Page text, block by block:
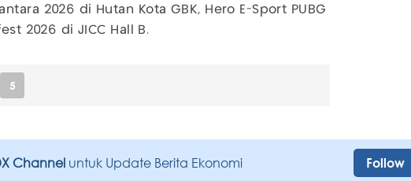
2026 di Hutan Kota GBK, Hero E-Sport PUBG
2026 di JICC Hall B.
5
Channel untuk Update Berita Ekonomi Follow